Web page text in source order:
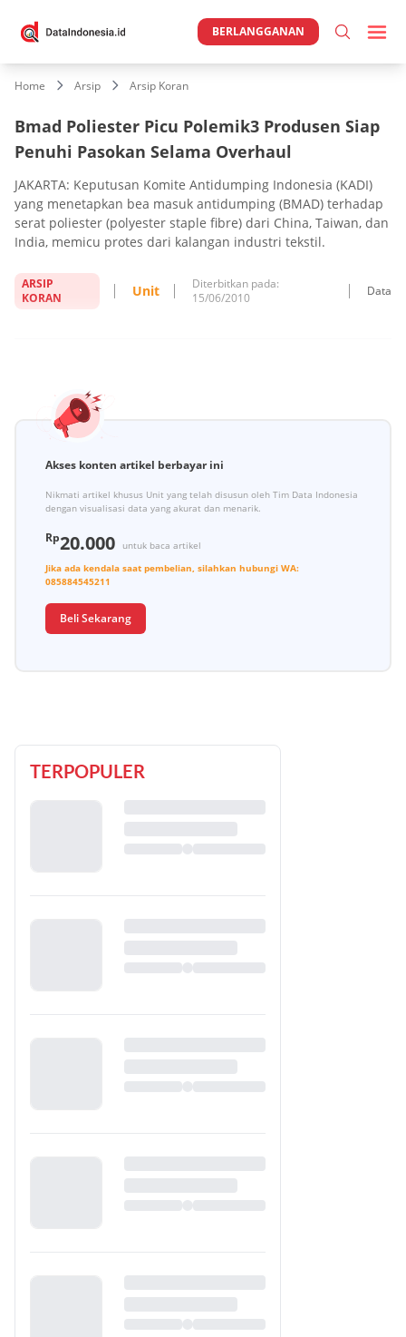
BERLANGGANAN
Home Arsip Arsip Koran
Bmad Poliester Picu Polemik3 Produsen Siap
Penuhi Pasokan Selama Overhaul
JAKARTA: Keputusan Komite Antidumping Indonesia (KADI)
yang menetapkan bea masuk antidumping (BMAD) terhadap
serat poliester (polyester staple fibre) dari China, Taiwan, dan
India, memicu protes dari kalangan industri tekstil.
ARSIP
KORAN
Unit
Diterbitkan pada:
15/06/2010
Data
Akses konten artikel berbayar ini
Nikmati artikel khusus Unit yang telah disusun oleh Tim Data Indonesia
dengan visualisasi data yang akurat dan menarik.
Rp20.000
untuk baca artikel
Jika ada kendala saat pembelian, silahkan hubungi WA:
085884545211
Beli Sekarang
TERPOPULER